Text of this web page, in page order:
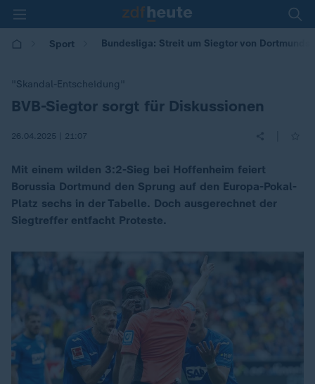
Sport Bundesliga: Streit um Siegtor von Dortmunds
"Skandal-Entscheidung"
:BVB-Siegtor sorgt für Diskussionen
26.04.2025 | 21:07
Mit einem wilden 3:2-Sieg bei Hoffenheim feiert
Borussia Dortmund den Sprung auf den Europa-Pokal-
Platz sechs in der Tabelle. Doch ausgerechnet der
Siegtreffer entfacht Proteste.